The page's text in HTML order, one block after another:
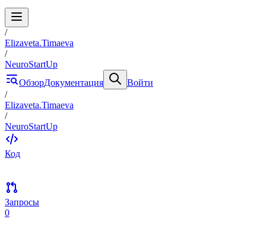
/
Elizaveta.Timaeva
/
NeuroStartUp
ОбзорДокументация
Войти
/
Elizaveta.Timaeva
/
NeuroStartUp
Код
Запросы
0